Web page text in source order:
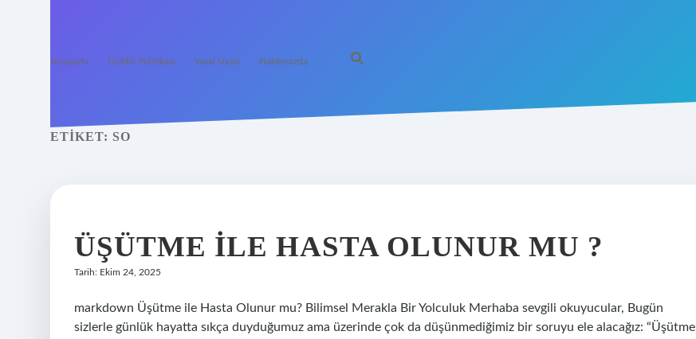
Anasayfa Gizlilik Politikası Yasal Uyarı Hakkımızda
ETIKET: SO
ÜŞÜTME ILE HASTA OLUNUR MU ?
Tarih: Ekim 24, 2025
markdown Üşütme ile Hasta Olunur mu? Bilimsel Merakla Bir Yolculuk Merhaba sevgili okuyucular, Bugün
sizlerle günlük hayatta sıkça duyduğumuz ama üzerinde çok da düşünmediğimiz bir soruyu ele alacağız: “Üşütme